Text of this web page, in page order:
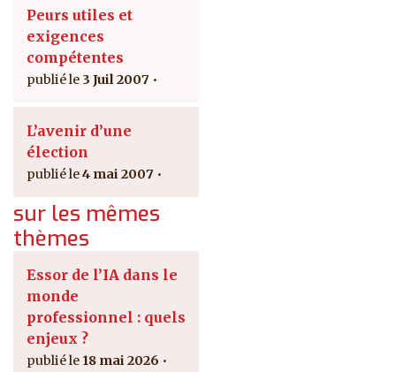
Peurs utiles et
exigences
compétentes
3 Juil 2007
L’avenir d’une
élection
4 mai 2007
sur les mêmes
thèmes
Essor de l’IA dans le
monde
professionnel : quels
enjeux ?
18 mai 2026